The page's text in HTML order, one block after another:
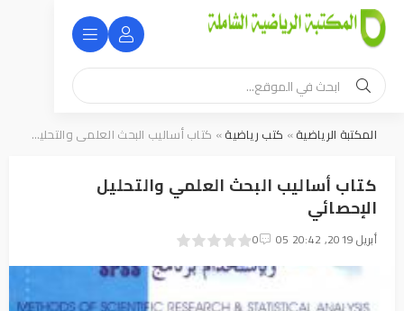
المكتبة الرياضية» كتب رياضية» كتاب أساليب البحث العلمي والتحليل الإحصائي
كتاب أساليب البحث العلمي والتحليل
الإحصائي
05 أبريل 2019, 20:42 0 0
1
2
3
4
5